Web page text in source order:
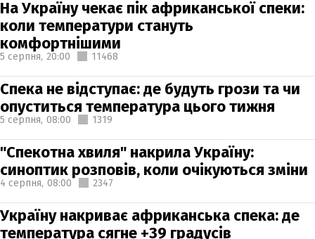
На Україну чекає пік африканської спеки:
коли температури стануть
комфортнішими
5 серпня, 20:00 11468
Спека не відступає: де будуть грози та чи
опуститься температура цього тижня
5 серпня, 08:00 1319
"Спекотна хвиля" накрила Україну:
синоптик розповів, коли очікуються зміни
4 серпня, 08:00 2347
Україну накриває африканська спека: де
температура сягне +39 градусів